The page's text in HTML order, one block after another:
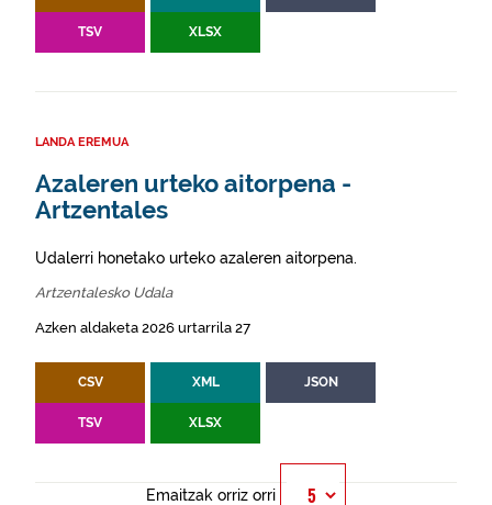
TSV XLSX
LANDA EREMUA
Azaleren urteko aitorpena -
Artzentales
Udalerri honetako urteko azaleren aitorpena.
Artzentalesko Udala
Azken aldaketa 2026 urtarrila 27
CSV XML JSON
TSV XLSX
Emaitzak orriz orri